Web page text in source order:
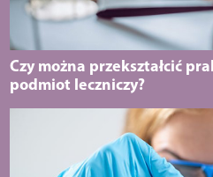
Czy można przekształcić
podmiot leczniczy?